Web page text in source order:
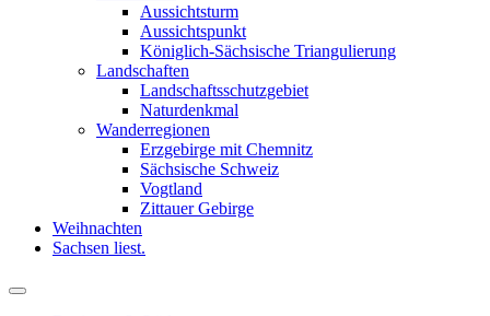
Aussichtsturm
Aussichtspunkt
Königlich-Sächsische Triangulierung
Landschaften
Landschaftsschutzgebiet
Naturdenkmal
Wanderregionen
Erzgebirge mit Chemnitz
Sächsische Schweiz
Vogtland
Zittauer Gebirge
Weihnachten
Sachsen liest.